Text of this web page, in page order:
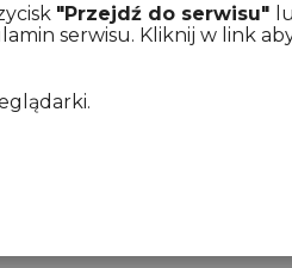
"Przejdź do serwisu"
serwisu. Kliknij w link